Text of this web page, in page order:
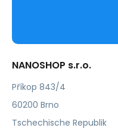
NANOSHOP s.r.o.
Příkop 843/4
60200 Brno
Tschechische Republik